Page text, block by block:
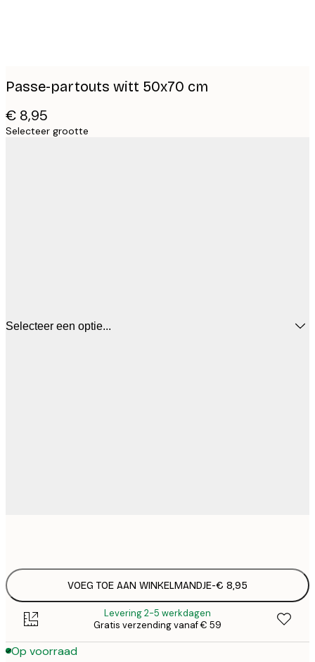
Passe-partouts witt 50x70 cm
€ 8,95
Selecteer grootte
Selecteer een optie...
VOEG TOE AAN WINKELMANDJE-€ 8,95
Levering 2-5 werkdagen
Gratis verzending vanaf € 59
Op voorraad